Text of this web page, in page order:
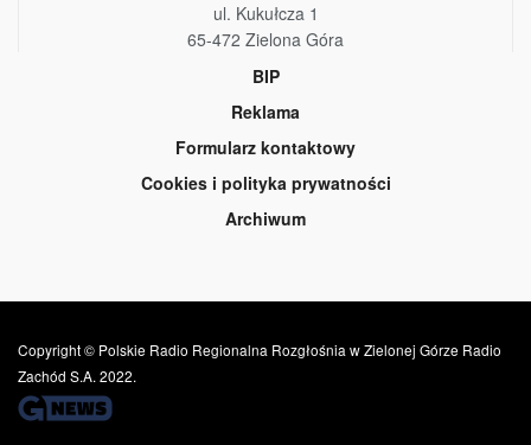
ul. Kukułcza 1
65-472 Zielona Góra
BIP
Reklama
Formularz kontaktowy
Cookies i polityka prywatności
Archiwum
Copyright © Polskie Radio Regionalna Rozgłośnia w Zielonej Górze Radio
Zachód S.A. 2022.